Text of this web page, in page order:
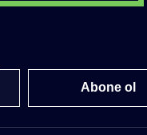
Abone ol